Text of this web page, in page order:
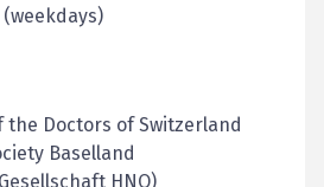
the Doctors of Switzerland
Baselland
HNO)